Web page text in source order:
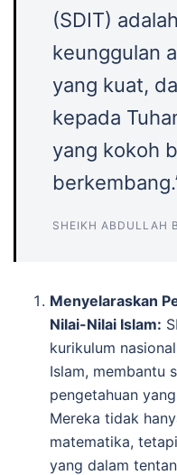
(SDIT)
keunggulan
yang kuat,
kepada
yang kokoh
SHEIKH ABDULLAH
Menyelaraskan
Nilai-Nilai Islam:
kurikulum
Islam, membantu
pengetahuan
Mereka tidak
matematika,
yang dalam